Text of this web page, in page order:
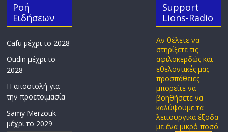
Ροή
Ειδήσεων
Cafu μέχρι το 2028
Oudin μέχρι το
2028
Η αποστολή για
την προετοιμασία
Samy Merzouk
μέχρι το 2029
Support
Lions-Radio
Αν θέλετε να
στηρίξετε τις
αφιλοκερδώς και
εθελοντικές μας
προσπάθειες
μπορείτε να
βοηθήσετε να
καλύψουμε τα
λειτουργικά έξοδα
με ένα μικρό ποσό.